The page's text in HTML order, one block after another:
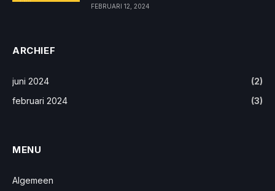
FEBRUARI 12, 2024
ARCHIEF
juni 2024
(2)
februari 2024
(3)
MENU
Algemeen